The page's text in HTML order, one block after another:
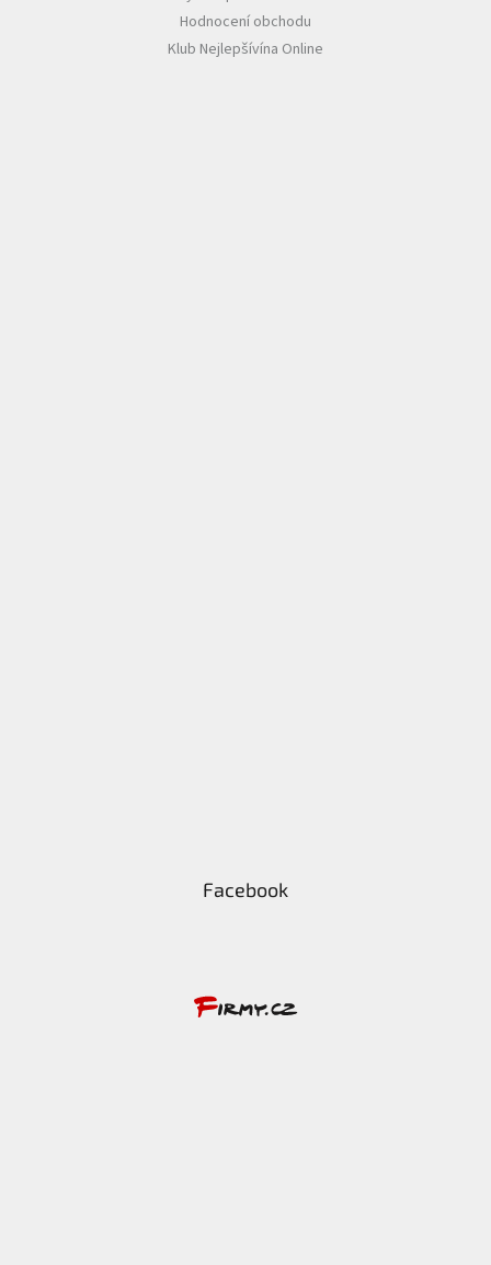
Hodnocení obchodu
Klub Nejlepšívína Online
Facebook